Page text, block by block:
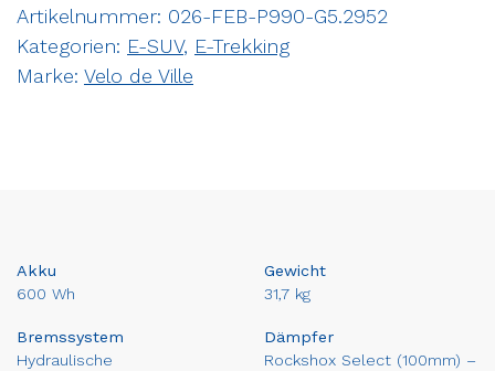
Artikelnummer: 026-FEB-P990-G5.2952
Kategorien: E-SUV, E-Trekking
Marke: Velo de Ville
Akku
600 Wh
Gewicht
31,7 kg
Bremssystem
Hydraulische
Dämpfer
Rockshox Select (100mm) –